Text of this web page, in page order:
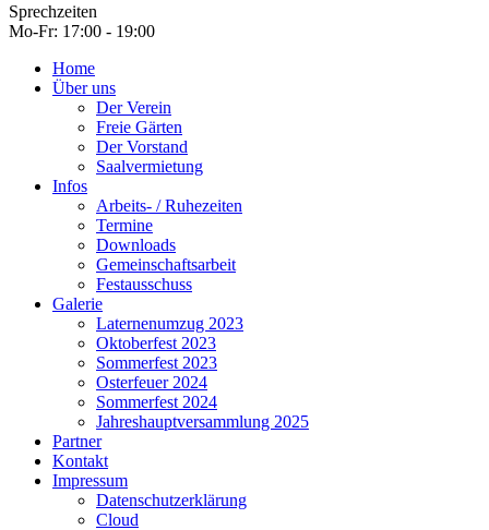
Sprechzeiten
Mo-Fr: 17:00 - 19:00
Home
Über uns
Der Verein
Freie Gärten
Der Vorstand
Saalvermietung
Infos
Arbeits- / Ruhezeiten
Termine
Downloads
Gemeinschaftsarbeit
Festausschuss
Galerie
Laternenumzug 2023
Oktoberfest 2023
Sommerfest 2023
Osterfeuer 2024
Sommerfest 2024
Jahreshauptversammlung 2025
Partner
Kontakt
Impressum
Datenschutzerklärung
Cloud